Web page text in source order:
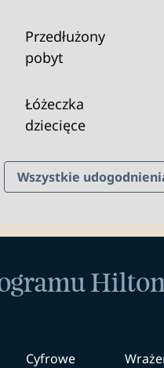
Przedłużony
pobyt
Łóżeczka
dziecięce
Wszystkie
Cyfrowe